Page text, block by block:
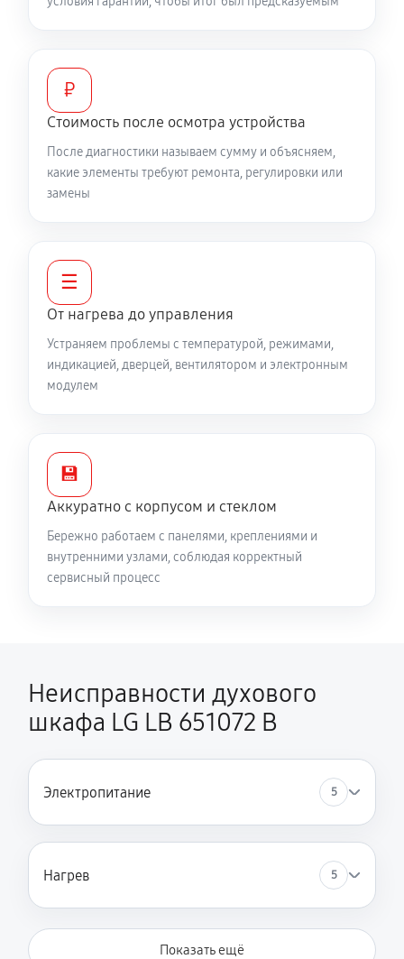
₽
Стоимость после осмотра устройства
После диагностики называем сумму и объясняем,
какие элементы требуют ремонта, регулировки или
замены
☰
От нагрева до управления
Устраняем проблемы с температурой, режимами,
индикацией, дверцей, вентилятором и электронным
модулем
💾
Аккуратно с корпусом и стеклом
Бережно работаем с панелями, креплениями и
внутренними узлами, соблюдая корректный
сервисный процесс
Неисправности духового
шкафа LG LB 651072 B
Электропитание 5
Нагрев 5
Показать ещё